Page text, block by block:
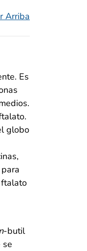
Arriba
Es
globo
-butil
se